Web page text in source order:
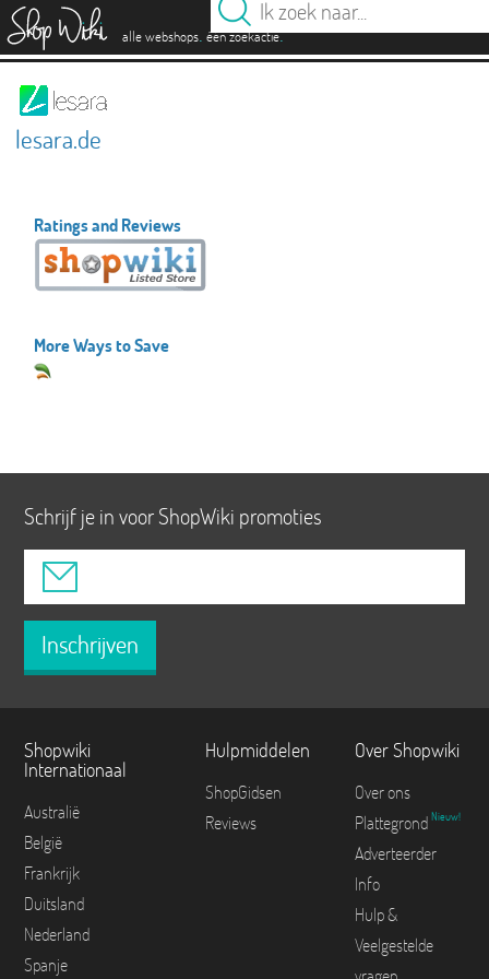
alle webshops. één zoekactie.
lesara.de
Ratings and Reviews
More Ways to Save
Schrijf je in voor ShopWiki promoties
Inschrijven
Shopwiki
Internationaal
Australië
België
Frankrijk
Duitsland
Nederland
Spanje
Hulpmiddelen
ShopGidsen
Reviews
Over Shopwiki
Over ons
Plattegrond Nieuw!
Adverteerder
Info
Hulp &
Veelgestelde